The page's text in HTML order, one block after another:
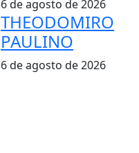
6 de agosto de 2026
THEODOMIRO
PAULINO
6 de agosto de 2026